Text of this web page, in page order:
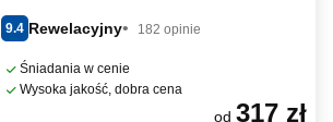
9.4 Rewelacyjny 182 opinie
Śniadania w cenie
Wysoka jakość, dobra cena
od 317 zł